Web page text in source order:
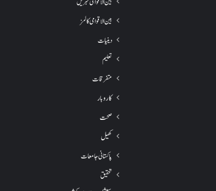
بین الاقوامی کالمز
دینیات
تعلیم
متفرقات
کاروبار
صحت
کھیل
پاکستانی جامعات
تحقیق